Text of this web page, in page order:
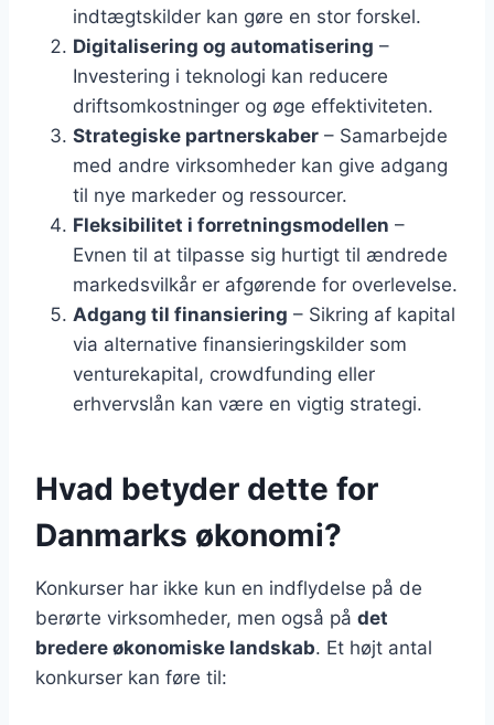
indtægtskilder kan gøre en stor forskel.
Digitalisering og automatisering –
Investering i teknologi kan reducere
driftsomkostninger og øge effektiviteten.
Strategiske partnerskaber – Samarbejde
med andre virksomheder kan give adgang
til nye markeder og ressourcer.
Fleksibilitet i forretningsmodellen –
Evnen til at tilpasse sig hurtigt til ændrede
markedsvilkår er afgørende for overlevelse.
Adgang til finansiering – Sikring af kapital
via alternative finansieringskilder som
venturekapital, crowdfunding eller
erhvervslån kan være en vigtig strategi.
Hvad betyder dette for
Danmarks økonomi?
Konkurser har ikke kun en indflydelse på de
berørte virksomheder, men også på det
bredere økonomiske landskab. Et højt antal
konkurser kan føre til: